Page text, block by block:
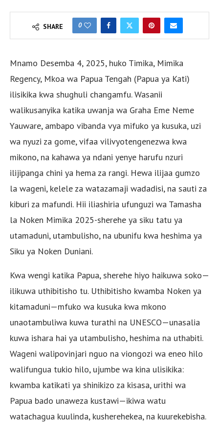
SHARE 0
Mnamo Desemba 4, 2025, huko Timika, Mimika
Regency, Mkoa wa Papua Tengah (Papua ya Kati)
ilisikika kwa shughuli changamfu. Wasanii
walikusanyika katika uwanja wa Graha Eme Neme
Yauware, ambapo vibanda vya mifuko ya kusuka, uzi
wa nyuzi za gome, vifaa vilivyotengenezwa kwa
mikono, na kahawa ya ndani yenye harufu nzuri
ilijipanga chini ya hema za rangi. Hewa ilijaa gumzo
la wageni, kelele za watazamaji wadadisi, na sauti za
kiburi za mafundi. Hii iliashiria ufunguzi wa Tamasha
la Noken Mimika 2025-sherehe ya siku tatu ya
utamaduni, utambulisho, na ubunifu kwa heshima ya
Siku ya Noken Duniani.
Kwa wengi katika Papua, sherehe hiyo haikuwa soko—
ilikuwa uthibitisho tu. Uthibitisho kwamba Noken ya
kitamaduni—mfuko wa kusuka kwa mkono
unaotambuliwa kuwa turathi na UNESCO—unasalia
kuwa ishara hai ya utambulisho, heshima na uthabiti.
Wageni walipovinjari nguo na viongozi wa eneo hilo
walifungua tukio hilo, ujumbe wa kina ulisikika:
kwamba katikati ya shinikizo za kisasa, urithi wa
Papua bado unaweza kustawi—ikiwa watu
watachagua kuulinda, kusherehekea, na kuurekebisha.